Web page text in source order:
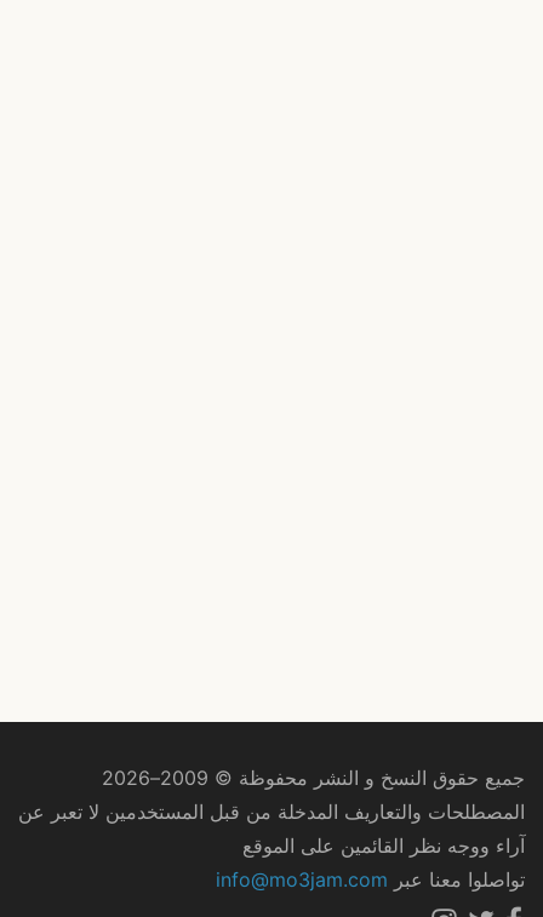
جميع حقوق النسخ و النشر محفوظة © 2009–2026
المصطلحات والتعاريف المدخلة من قبل المستخدمين لا تعبر عن
آراء ووجه نظر القائمين على الموقع
تواصلوا معنا عبر info@mo3jam.com